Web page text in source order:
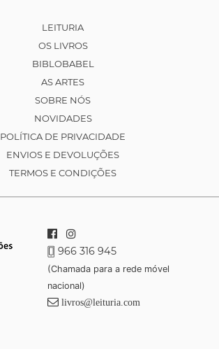
LEITURIA
OS LIVROS
BIBLOBABEL
AS ARTES
SOBRE NÓS
NOVIDADES
POLÍTICA DE PRIVACIDADE
ENVIOS E DEVOLUÇÕES
TERMOS E CONDIÇÕES
966 316 945
(Chamada para a rede móvel
nacional)
livros@leituria.com